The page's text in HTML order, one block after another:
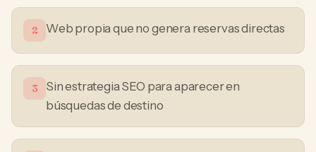
2 Web propia que no genera reservas directas
3
Sin estrategia SEO para aparecer en
búsquedas de destino